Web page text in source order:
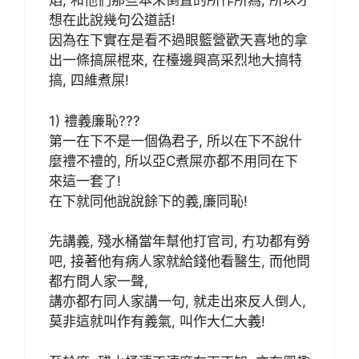
想在此說幾句公道話!
因為在下實在是看不過眼籃營歡天喜地的拿
出一條搞屎棍來, 在檯邊興高采烈地大搞特
搞, 四維煮屎!
1) 禮義廉恥???
第一在下不是一個偽君子, 所以在下不說什
麼禮不禮的, 所以亞C煮屎亦都不用同在下
來這一套了!
在下就同他說說餘下的義,廉同恥!
先講義, 殘水桶當年幫他打官司, 冇功都有勞
吧, 接著他有病人家就給錢他看醫生, 而他問
都冇問人家一聲,
講亦都冇同人家講一句, 就走出來反人倒人,
莫非這就叫作有義氣, 叫作大仁大義!